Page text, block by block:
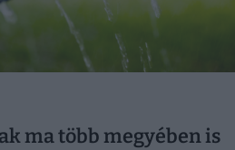
ma több megyében is